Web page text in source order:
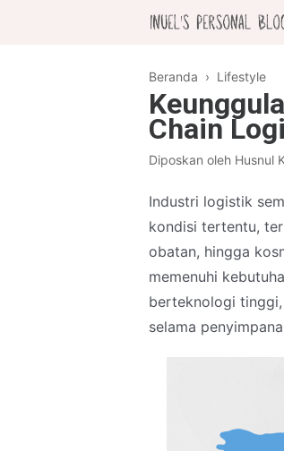
Beranda › Lifestyle
Chain
Diposkan oleh Husnul
Industri logistik
kondisi tertentu,
obatan, hingga
memenuhi
berteknologi
selama